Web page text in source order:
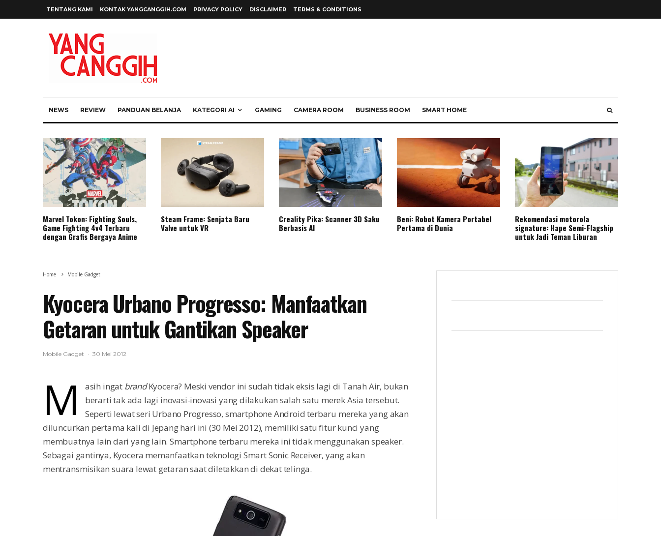
TENTANG KAMI KONTAK YANGCANGGIH.COM PRIVACY POLICY DISCLAIMER TERMS & CONDITIONS
NEWS REVIEW PANDUAN BELANJA KATEGORI AI GAMING CAMERA ROOM BUSINESS ROOM SMART HOME
Marvel Tokon: Fighting Souls,
Game Fighting 4v4 Terbaru
dengan Grafis Bergaya Anime
Steam Frame: Senjata Baru
Valve untuk VR
Creality Pika: Scanner 3D Saku
Berbasis AI
Beni: Robot Kamera Portabel
Pertama di Dunia
Rekomendasi motorola
signature: Hape Semi-Flagship
untuk Jadi Teman Liburan
Home Mobile Gadget
Kyocera Urbano Progresso: Manfaatkan
Getaran untuk Gantikan Speaker
Mobile Gadget · 30 Mei 2012
M asih ingat brandKyocera? Meski vendor ini sudah tidak eksis lagi di Tanah Air, bukan
berarti tak ada lagi inovasi-inovasi yang dilakukan salah satu merek Asia tersebut.
Seperti lewat seri Urbano Progresso, smartphone Android terbaru mereka yang akan
diluncurkan pertama kali di Jepang hari ini (30 Mei 2012), memiliki satu fitur kunci yang
membuatnya lain dari yang lain. Smartphone terbaru mereka ini tidak menggunakan speaker.
Sebagai gantinya, Kyocera memanfaatkan teknologi Smart Sonic Receiver, yang akan
mentransmisikan suara lewat getaran saat diletakkan di dekat telinga.